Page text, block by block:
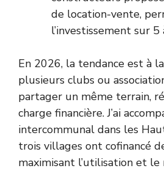
de location-vente,
l’investissement sur 5
En 2026, la tendance est à
plusieurs clubs ou
partager un même terrain,
charge financière. J’ai
intercommunal dans les
trois villages ont cofinancé
maximisant l’utilisation et